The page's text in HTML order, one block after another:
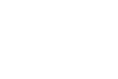
För
rymmer 4 gäster!